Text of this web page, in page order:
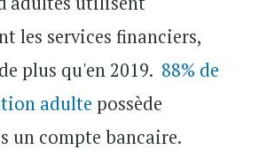
les services financiers,
plus qu'en 2019. 88% de
adulte possède
un compte bancaire.